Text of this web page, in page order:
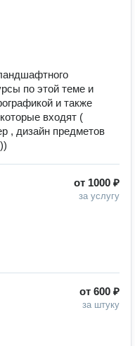
по этой теме и
и также
входят (
, дизайн предметов
от 1000 ₽
за услугу
от 600 ₽
за штуку